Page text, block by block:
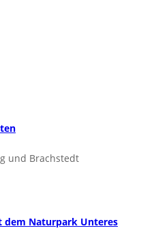
und Brachstedt
dem Naturpark Unteres